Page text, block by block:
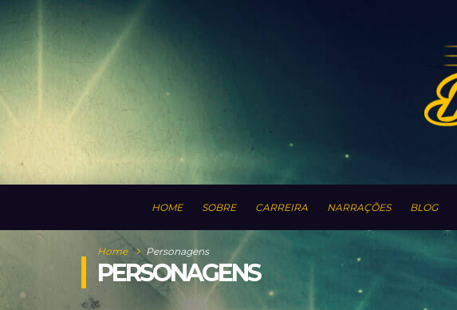
HOME SOBRE CARREIRA NARRAÇÕES BLOG
Home Personagens
PERSONAGENS